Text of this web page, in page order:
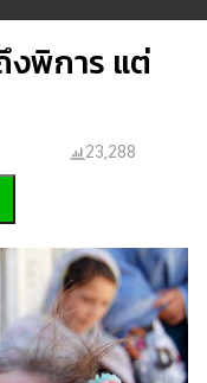
งพิการ แต่
23,288